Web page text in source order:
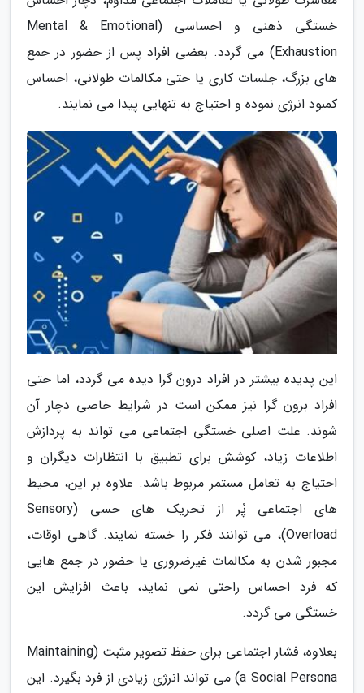
خستگی ذهنی و احساسی (Mental & Emotional
Exhaustion) می گردد. بعضی افراد پس از حضور در جمع
های بزرگ، جلسات کاری یا حتی مکالمات طولانی، احساس
کمبود انرژی نموده و احتیاج به تنهایی پیدا می نمایند.
این پدیده بیشتر در افراد درون گرا دیده می گردد، اما حتی
افراد برون گرا نیز ممکن است در شرایط خاصی دچار آن
شوند. علت اصلی خستگی اجتماعی می تواند به پردازش
اطلاعات زیاد، کوشش برای تطبیق با انتظارات دیگران و
احتیاج به تعامل مستمر مربوط باشد. علاوه بر این، محیط
های اجتماعی پُر از تحریک های حسی (Sensory
Overload)، می توانند فکر را خسته نمایند. گاهی اوقات،
مجبور شدن به مکالمات غیرضروری یا حضور در جمع هایی
که فرد احساس راحتی نمی نماید، باعث افزایش این
خستگی می گردد.
بعلاوه، فشار اجتماعی برای حفظ تصویر مثبت (Maintaining
a Social Persona) می تواند انرژی زیادی از فرد بگیرد. این